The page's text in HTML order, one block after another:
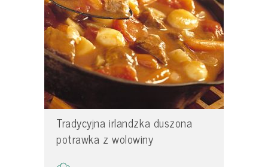
Tradycyjna irlandzka duszona
potrawka z wolowiny